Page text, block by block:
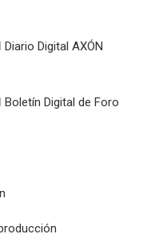
Diario Digital AXÓN
Boletín Digital de Foro